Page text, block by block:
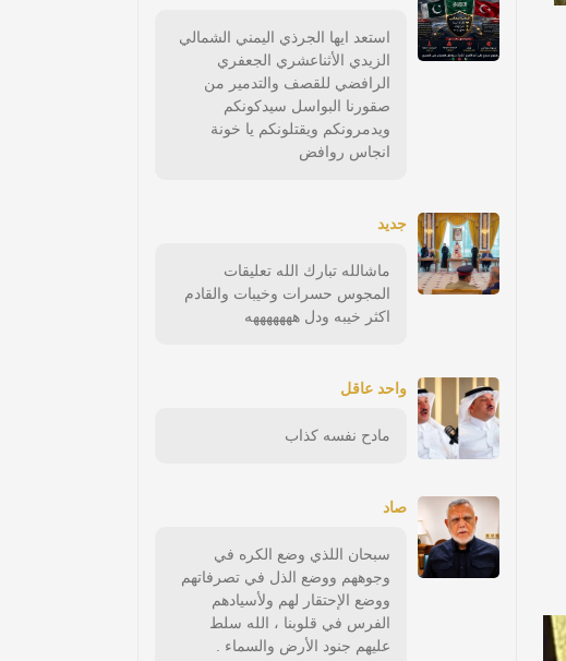
استعد ايها الجرذي اليمني الشمالي
الزيدي الأثناعشري الجعفري
الرافضي للقصف والتدمير من
صقورنا البواسل سيدكونكم
ويدمرونكم ويقتلونكم يا خونة
انجاس روافض
جديد
ماشالله تبارك الله تعليقات
المجوس حسرات وخيبات والقادم
اكثر خيبه ودل هههههههه
واحد عاقل
مادح نفسه كذاب
صاد
سبحان اللذي وضع الكره في
وجوههم ووضع الذل في تصرفاتهم
ووضع الإحتقار لهم ولأسيادهم
الفرس في قلوبنا ، الله سلط
عليهم جنود الأرض والسماء .